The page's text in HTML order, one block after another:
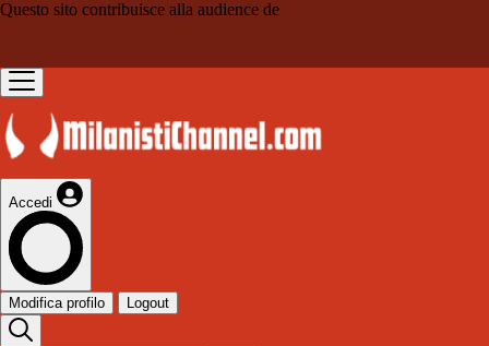
Questo sito contribuisce alla audience de
Accedi
Modifica profilo Logout